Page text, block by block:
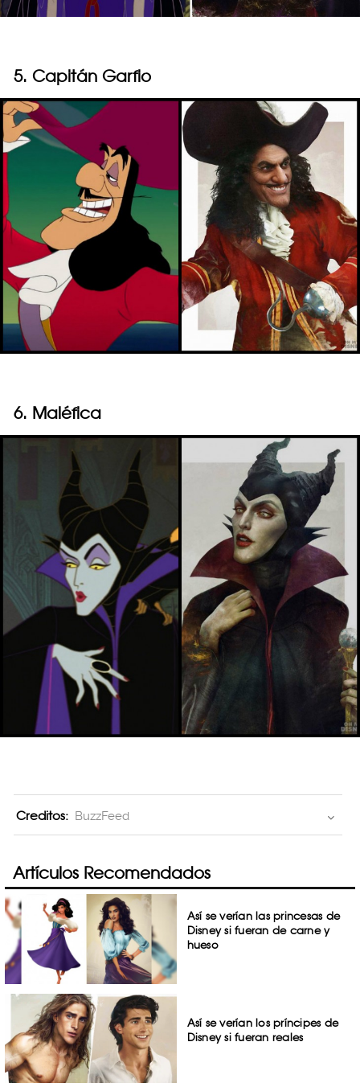
5. Capitán Garfio
6. Maléfica
Creditos: BuzzFeed
Artículos Recomendados
Así se verían las princesas de
Disney si fueran de carne y
hueso
Así se verían los príncipes de
Disney si fueran reales